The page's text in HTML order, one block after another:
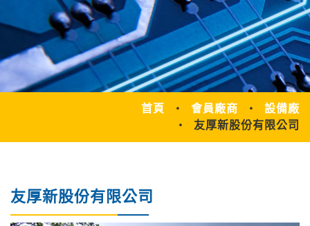
首頁 會員廠商
設備廠
友厚新股份有限公司
友厚新股份有限公司